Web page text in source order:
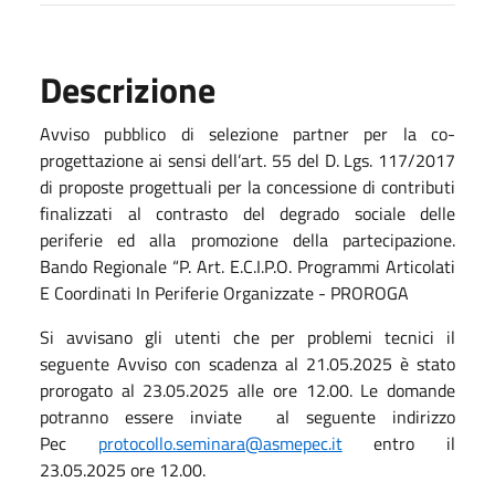
Descrizione
Avviso pubblico di selezione partner per la co-
progettazione ai sensi dell’art. 55 del D. Lgs. 117/2017
di proposte progettuali per la concessione di contributi
finalizzati al contrasto del degrado sociale delle
periferie ed alla promozione della partecipazione.
Bando Regionale “P. Art. E.C.I.P.O. Programmi Articolati
E Coordinati In Periferie Organizzate - PROROGA
Si avvisano gli utenti che per problemi tecnici il
seguente Avviso con scadenza al 21.05.2025 è stato
prorogato al 23.05.2025 alle ore 12.00. Le domande
potranno essere inviate al seguente indirizzo
Pec protocollo.seminara@asmepec.itentro il
23.05.2025 ore 12.00.